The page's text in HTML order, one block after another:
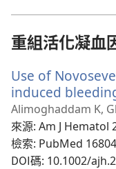
重組活化凝血
Use of
induced
Alimoghaddam K,
來源‎: Am J Hematol
檢索‎: PubMed
DOI碼‎: 10.1002/